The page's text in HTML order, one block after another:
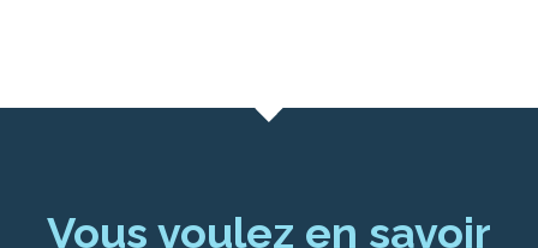
Vous voulez en savoir